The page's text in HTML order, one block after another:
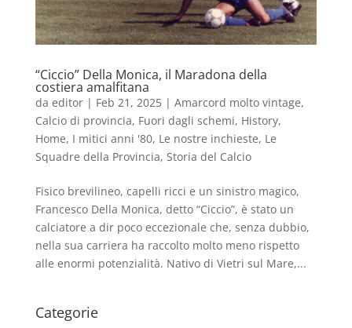
“Ciccio” Della Monica, il Maradona della
costiera amalfitana
da editor| Feb 21, 2025| Amarcord molto vintage,
Calcio di provincia, Fuori dagli schemi, History,
Home, I mitici anni '80, Le nostre inchieste, Le
Squadre della Provincia, Storia del Calcio
Fisico brevilineo, capelli ricci e un sinistro magico,
Francesco Della Monica, detto “Ciccio”, è stato un
calciatore a dir poco eccezionale che, senza dubbio,
nella sua carriera ha raccolto molto meno rispetto
alle enormi potenzialità. Nativo di Vietri sul Mare,...
Categorie